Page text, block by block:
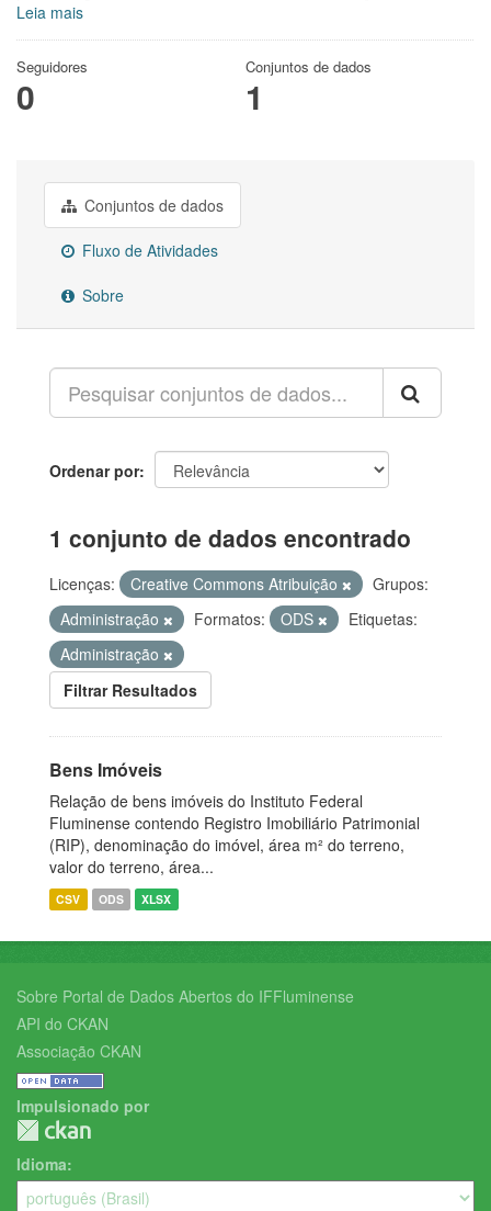
Leia mais
Seguidores
0
Conjuntos de dados
1
Conjuntos de dados
Fluxo de Atividades
Sobre
Ordenar por
1 conjunto de dados encontrado
Licenças: Creative Commons Atribuição
Grupos:
Administração
Formatos: ODS
Etiquetas:
Administração
Filtrar Resultados
Bens Imóveis
Relação de bens imóveis do Instituto Federal
Fluminense contendo Registro Imobiliário Patrimonial
(RIP), denominação do imóvel, área m² do terreno,
valor do terreno, área...
CSV ODS XLSX
Sobre Portal de Dados Abertos do IFFluminense
API do CKAN
Associação CKAN
Impulsionado por
Idioma